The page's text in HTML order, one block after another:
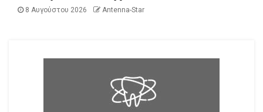
8 Αυγούστου 2026 Antenna-Star